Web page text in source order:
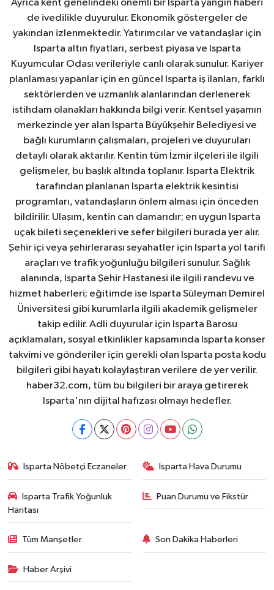
Ayrıca kent genelindeki önemli bir Isparta yangın haberi
de ivedilikle duyurulur. Ekonomik göstergeler de
yakından izlenmektedir. Yatırımcılar ve vatandaşlar için
Isparta altın fiyatları, serbest piyasa ve Isparta
Kuyumcular Odası verileriyle canlı olarak sunulur. Kariyer
planlaması yapanlar için en güncel Isparta iş ilanları, farklı
sektörlerden ve uzmanlık alanlarından derlenerek
istihdam olanakları hakkında bilgi verir. Kentsel yaşamın
merkezinde yer alan Isparta Büyükşehir Belediyesi ve
bağlı kurumların çalışmaları, projeleri ve duyuruları
detaylı olarak aktarılır. Kentin tüm İzmir ilçeleri ile ilgili
gelişmeler, bu başlık altında toplanır. Isparta Elektrik
tarafından planlanan Isparta elektrik kesintisi
programları, vatandaşların önlem alması için önceden
bildirilir. Ulaşım, kentin can damarıdır; en uygun Isparta
uçak bileti seçenekleri ve sefer bilgileri burada yer alır.
Şehir içi veya şehirlerarası seyahatler için Isparta yol tarifi
araçları ve trafik yoğunluğu bilgileri sunulur. Sağlık
alanında, Isparta Şehir Hastanesi ile ilgili randevu ve
hizmet haberleri; eğitimde ise Isparta Süleyman Demirel
Üniversitesi gibi kurumlarla ilgili akademik gelişmeler
takip edilir. Adli duyurular için Isparta Barosu
açıklamaları, sosyal etkinlikler kapsamında Isparta konser
takvimi ve gönderiler için gerekli olan Isparta posta kodu
bilgileri gibi hayatı kolaylaştıran verilere de yer verilir.
haber32.com, tüm bu bilgileri bir araya getirerek
Isparta'nın dijital hafızası olmayı hedefler.
Isparta Nöbetçi Eczaneler Isparta Hava Durumu
Isparta Trafik Yoğunluk
Haritası
Puan Durumu ve Fikstür
Tüm Manşetler Son Dakika Haberleri
Haber Arşivi